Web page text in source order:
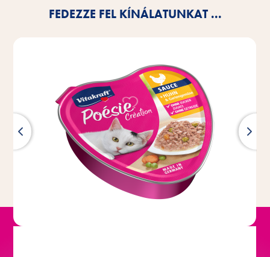
FEDEZZE FEL KÍNÁLATUNKAT ...